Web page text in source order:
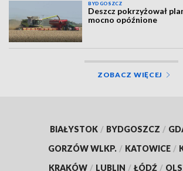
BYDGOSZCZ
Deszcz pokrzyżował
mocno opóźnione
ZOBACZ WIĘCEJ
BIAŁYSTOK / BYDGOSZCZ /
GORZÓW WLKP. / KATOWICE /
KRAKÓW / LUBLIN / ŁÓDŹ /